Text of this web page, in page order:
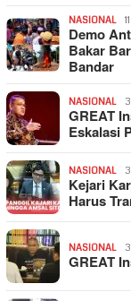
NASIONAL
Demo
Bakar
Bandar
NASIONAL
GREAT
Eskalasi
NASIONAL
Kejari
Harus
NASIONAL
GREAT